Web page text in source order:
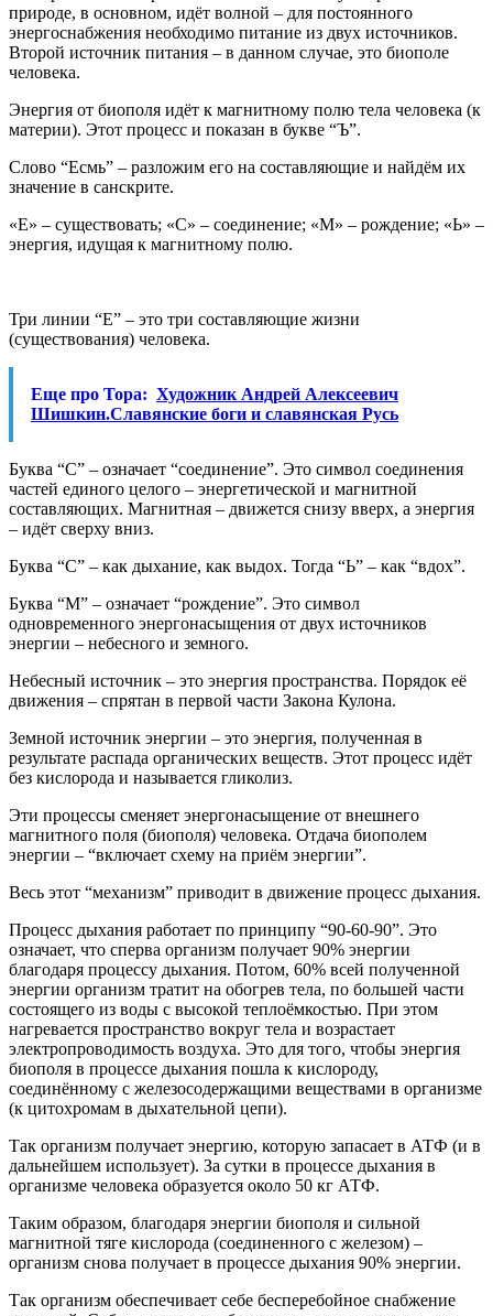
природе, в основном, идёт волной – для постоянного
энергоснабжения необходимо питание из двух источников.
Второй источник питания – в данном случае, это биополе
человека.
Энергия от биополя идёт к магнитному полю тела человека (к
материи). Этот процесс и показан в букве “Ъ”.
Слово “Есмь” – разложим его на составляющие и найдём их
значение в санскрите.
«Е» – существовать; «С» – соединение; «М» – рождение; «Ь» –
энергия, идущая к магнитному полю.
Три линии “Е” – это три составляющие жизни
(существования) человека.
Еще про Тора: Художник Андрей Алексеевич
Шишкин.Славянские боги и славянская Русь
Буква “С” – означает “соединение”. Это символ соединения
частей единого целого – энергетической и магнитной
составляющих. Магнитная – движется снизу вверх, а энергия
– идёт сверху вниз.
Буква “С” – как дыхание, как выдох. Тогда “Ь” – как “вдох”.
Буква “М” – означает “рождение”. Это символ
одновременного энергонасыщения от двух источников
энергии – небесного и земного.
Небесный источник – это энергия пространства. Порядок её
движения – спрятан в первой части Закона Кулона.
Земной источник энергии – это энергия, полученная в
результате распада органических веществ. Этот процесс идёт
без кислорода и называется гликолиз.
Эти процессы сменяет энергонасыщение от внешнего
магнитного поля (биополя) человека. Отдача биополем
энергии – “включает схему на приём энергии”.
Весь этот “механизм” приводит в движение процесс дыхания.
Процесс дыхания работает по принципу “90-60-90”. Это
означает, что сперва организм получает 90% энергии
благодаря процессу дыхания. Потом, 60% всей полученной
энергии организм тратит на обогрев тела, по большей части
состоящего из воды с высокой теплоёмкостью. При этом
нагревается пространство вокруг тела и возрастает
электропроводимость воздуха. Это для того, чтобы энергия
биополя в процессе дыхания пошла к кислороду,
соединённому с железосодержащими веществами в организме
(к цитохромам в дыхательной цепи).
Так организм получает энергию, которую запасает в АТФ (и в
дальнейшем использует). За сутки в процессе дыхания в
организме человека образуется около 50 кг АТФ.
Таким образом, благодаря энергии биополя и сильной
магнитной тяге кислорода (соединенного с железом) –
организм снова получает в процессе дыхания 90% энергии.
Так организм обеспечивает себе бесперебойное снабжение